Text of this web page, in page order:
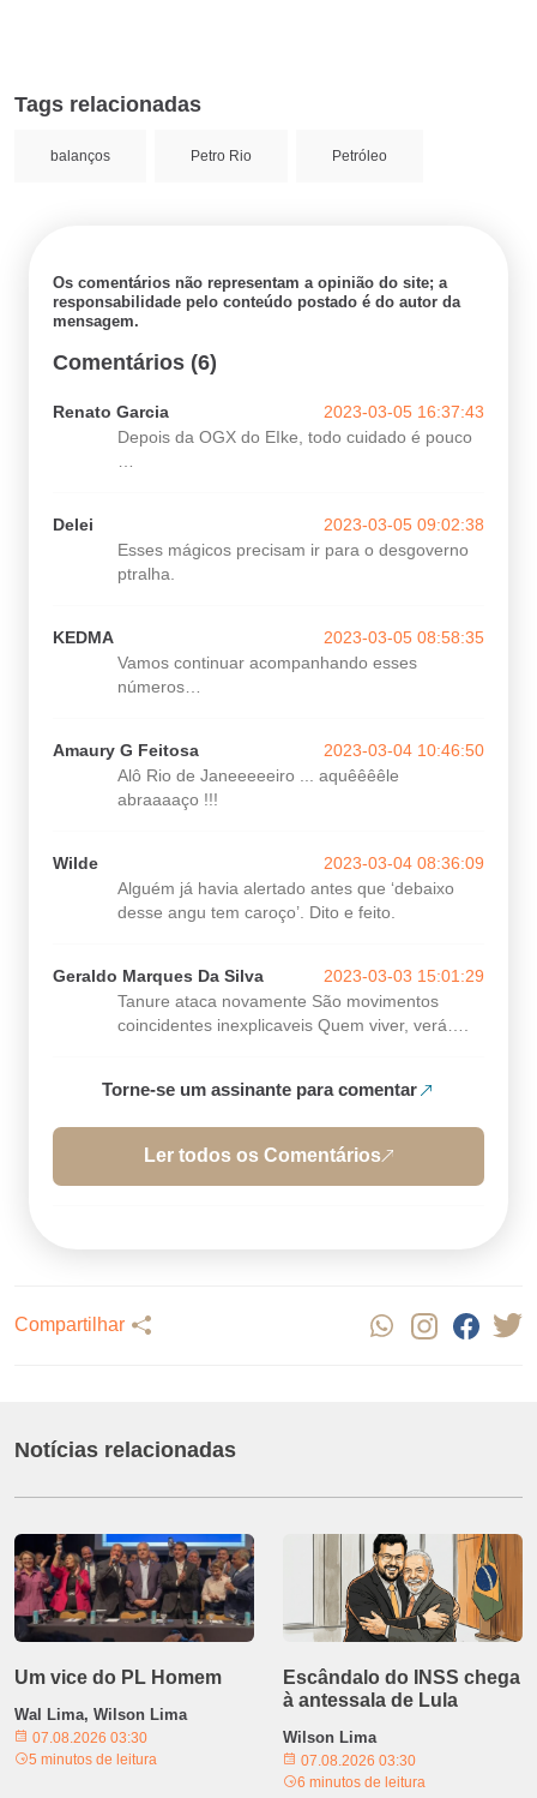
Tags relacionadas
balanços Petro Rio Petróleo
Os comentários não representam a opinião do site; a
responsabilidade pelo conteúdo postado é do autor da
mensagem.
Comentários (6)
Renato Garcia
2023-03-05 16:37:43
Depois da OGX do EIke, todo cuidado é pouco
Delei
2023-03-05 09:02:38
Esses mágicos precisam ir para o desgoverno
ptralha.
KEDMA
2023-03-05 08:58:35
Vamos continuar acompanhando esses
números…
Amaury G Feitosa
2023-03-04 10:46:50
Alô Rio de Janeeeeeiro ... aquêêêêle
abraaaaço !!!
Wilde
2023-03-04 08:36:09
Alguém já havia alertado antes que ‘debaixo
desse angu tem caroço’. Dito e feito.
Geraldo Marques Da Silva
2023-03-03 15:01:29
Tanure ataca novamente São movimentos
coincidentes inexplicaveis Quem viver, verá….
Torne-se um assinante para comentar
Ler todos os Comentários
Compartilhar
Notícias relacionadas
Um vice do PL Homem
Wal Lima, Wilson Lima
07.08.2026 03:30
5 minutos de leitura
Escândalo do INSS chega
à antessala de Lula
Wilson Lima
07.08.2026 03:30
6 minutos de leitura